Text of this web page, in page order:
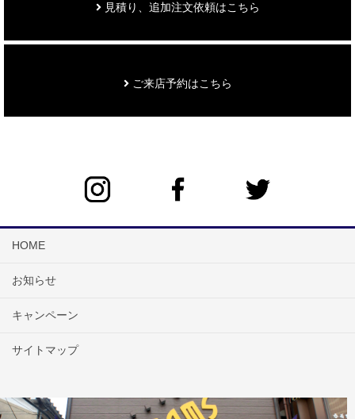
見積り、追加注文依頼はこちら
ご来店予約はこちら
HOME
お知らせ
キャンペーン
サイトマップ